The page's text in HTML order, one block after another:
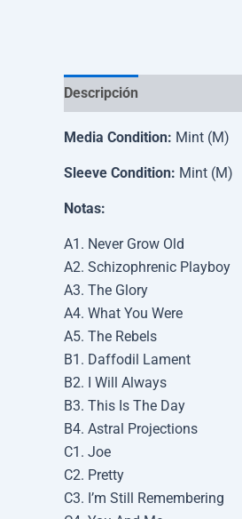
Descripción
Media Condition: Mint (M)
Sleeve Condition: Mint (M)
Notas:
A1. Never Grow Old
A2. Schizophrenic Playboy
A3. The Glory
A4. What You Were
A5. The Rebels
B1. Daffodil Lament
B2. I Will Always
B3. This Is The Day
B4. Astral Projections
C1. Joe
C2. Pretty
C3. I’m Still Remembering